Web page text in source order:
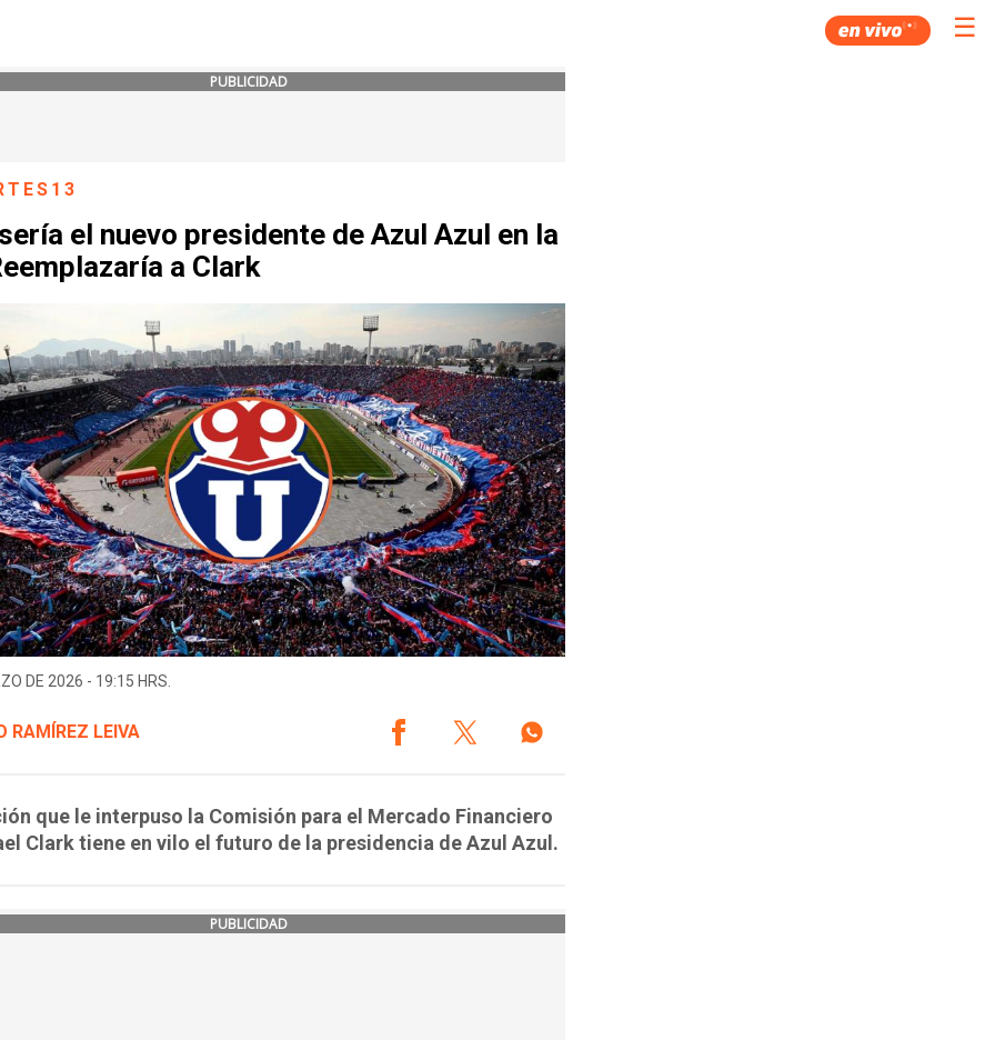
☰
PUBLICIDAD
el nuevo presidente de Azul Azul en la
a Clark
DE 2026 - 19:15 HRS.
RAMÍREZ LEIVA
que le interpuso la Comisión para el Mercado Financiero
Clark tiene en vilo el futuro de la presidencia de Azul Azul.
PUBLICIDAD